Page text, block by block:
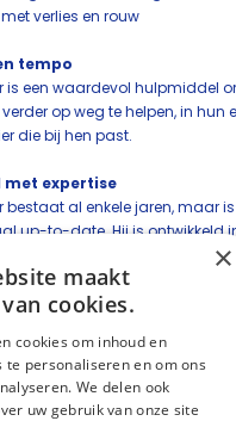
verlies en rouw
tempo
is een waardevol hulpmiddel
op weg te helpen, in hun
die bij hen past.
met expertise
bestaat al enkele jaren, maar
up-to-date. Hij is ontwikkeld
Palliatieve Zorg
en deel hem binnen
naasten.
pagina:
×
maakt
cookies.
cookies om inhoud en
te personaliseren en om ons
We delen ook
uw gebruik van onze site